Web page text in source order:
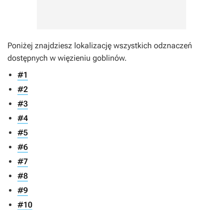
Poniżej znajdziesz lokalizację wszystkich odznaczeń
dostępnych w więzieniu goblinów.
#1
#2
#3
#4
#5
#6
#7
#8
#9
#10